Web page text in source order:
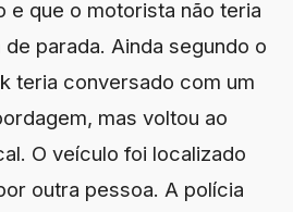
e que o motorista não teria
parada. Ainda segundo o
teria conversado com um
mas voltou ao
O veículo foi localizado
outra pessoa. A polícia